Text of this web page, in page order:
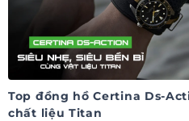
Top đồng hồ Certina Ds-
chất liệu Titan